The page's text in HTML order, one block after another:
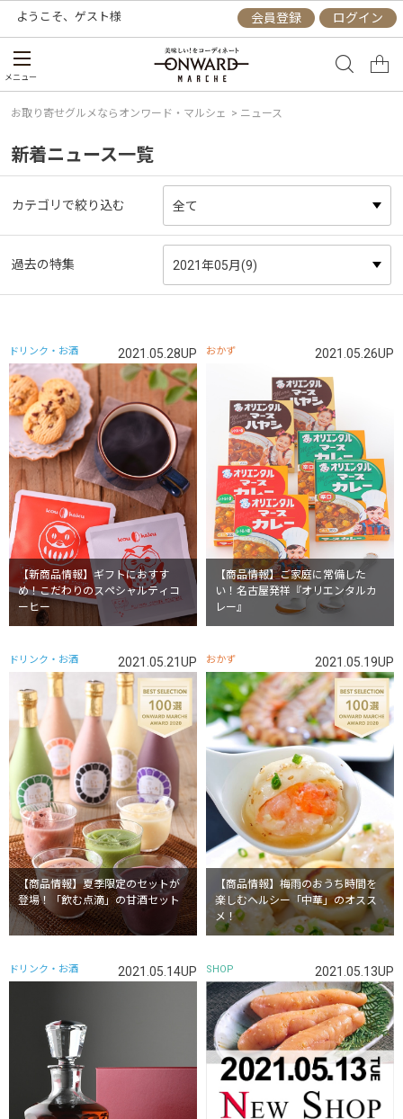
ようこそ、 ゲスト様 会員登録 ログイン
メニュー
お取り寄せグルメならオンワード・マルシェ > ニュース
新着ニュース一覧
カテゴリで絞り込む
過去の特集
【新商品情報】ギフトにおすす
め！こだわりのスペシャルティコ
ーヒー
ドリンク・お酒 2021.05.28UP
【商品情報】ご家庭に常備した
い！名古屋発祥『オリエンタルカ
レー』
おかず 2021.05.26UP
【商品情報】夏季限定のセットが
登場！「飲む点滴」の甘酒セット
ドリンク・お酒 2021.05.21UP
【商品情報】梅雨のおうち時間を
楽しむヘルシー「中華」のオスス
メ！
おかず 2021.05.19UP
ドリンク・お酒 2021.05.14UP SHOP 2021.05.13UP